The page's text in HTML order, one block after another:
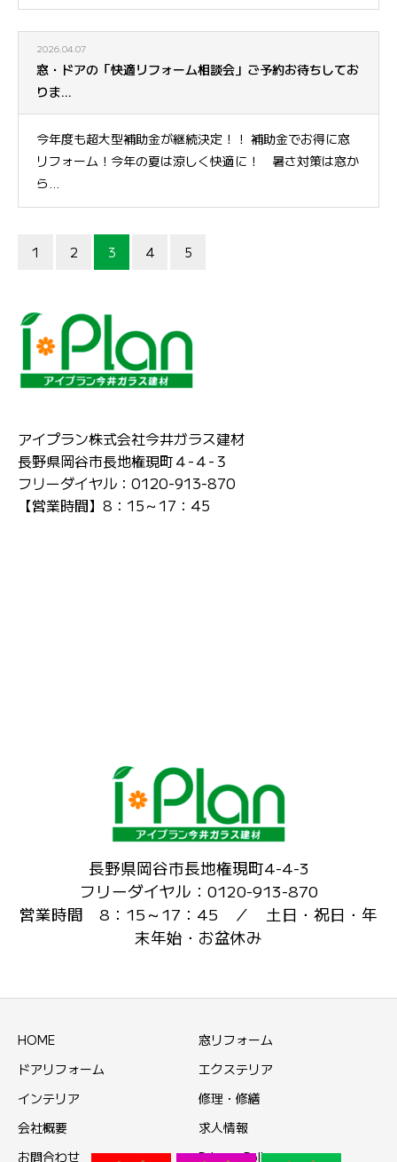
2026.04.07
窓・ドアの「快適リフォーム相談会」ご予約お待ちしてお
りま...
今年度も超大型補助金が継続決定！！ 補助金でお得に窓
リフォーム！今年の夏は涼しく快適に！ 暑さ対策は窓か
ら...
1 2 3 4 5
アイプラン株式会社今井ガラス建材
長野県岡谷市長地権現町４-４-３
フリーダイヤル：0120-913-870
【営業時間】8：15～17：45
長野県岡谷市長地権現町4-4-3
フリーダイヤル：0120-913-870
営業時間 8：15～17：45 ／ 土日・祝日・年
末年始・お盆休み
HOME
窓リフォーム
ドアリフォーム
エクステリア
インテリア
修理・修繕
会社概要
求人情報
お問合わせ
Privacy Policy